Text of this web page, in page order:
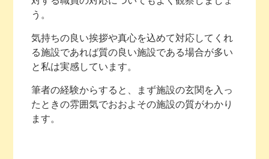
う。
気持ちの良い挨拶や真心を込めて対応してくれ
る施設であれば質の良い施設である場合が多い
と私は実感しています。
筆者の経験からすると、まず施設の玄関を入っ
たときの雰囲気でおおよその施設の質がわかり
ます。